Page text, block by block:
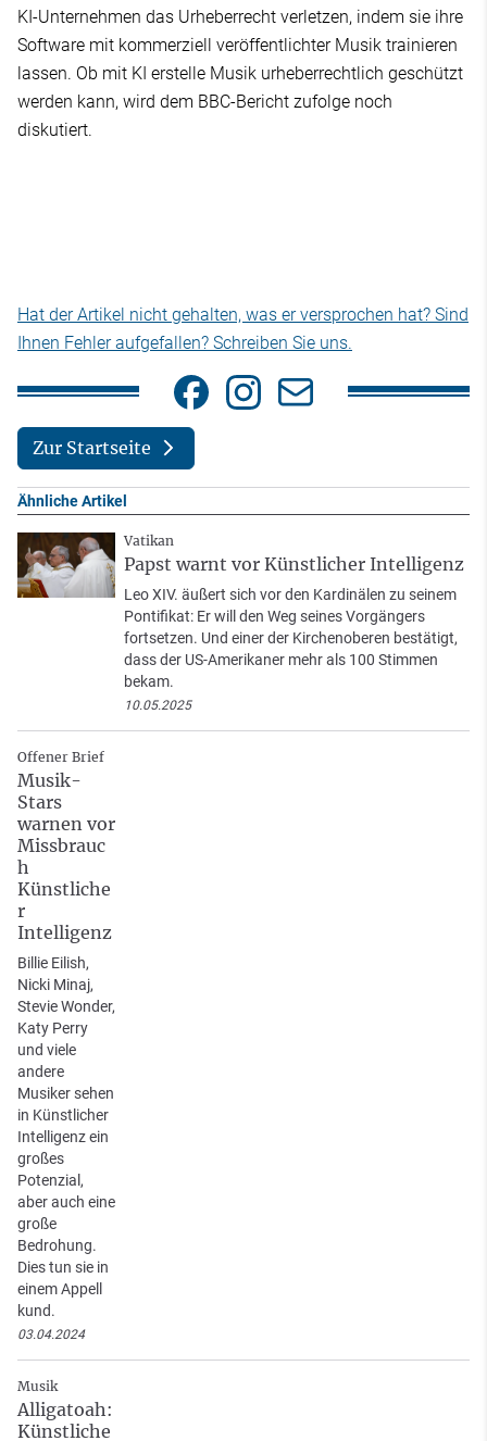
KI-Unternehmen das Urheberrecht verletzen, indem sie ihre
Software mit kommerziell veröffentlichter Musik trainieren
lassen. Ob mit KI erstelle Musik urheberrechtlich geschützt
werden kann, wird dem BBC-Bericht zufolge noch
diskutiert.
Hat der Artikel nicht gehalten, was er versprochen hat? Sind
Ihnen Fehler aufgefallen? Schreiben Sie uns.
Zur Startseite
Ähnliche Artikel
Vatikan
Papst warnt vor Künstlicher Intelligenz
Leo XIV. äußert sich vor den Kardinälen zu seinem
Pontifikat: Er will den Weg seines Vorgängers
fortsetzen. Und einer der Kirchenoberen bestätigt,
dass der US-Amerikaner mehr als 100 Stimmen
bekam.
10.05.2025
Offener Brief
Musik-
Stars
warnen vor
Missbrauc
h
Künstliche
r
Intelligenz
Billie Eilish,
Nicki Minaj,
Stevie Wonder,
Katy Perry
und viele
andere
Musiker sehen
in Künstlicher
Intelligenz ein
großes
Potenzial,
aber auch eine
große
Bedrohung.
Dies tun sie in
einem Appell
kund.
03.04.2024
Musik
Alligatoah:
Künstliche